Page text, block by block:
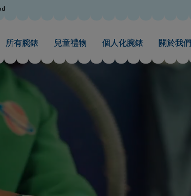
所有腕錶 兒童禮物 個人化腕錶 關於我們